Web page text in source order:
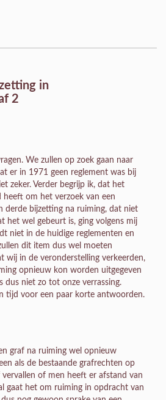
in
2
We zullen op zoek gaan naar
er in 1971 geen reglement was bij
zeker. Verder begrijp ik, dat het
heeft om het verzoek van een
derde bijzetting na ruiming, dat niet
het wel gebeurt is, ging volgens mij
niet in de huidige reglementen en
dit item dus wel moeten
wij in de veronderstelling verkeerden,
opnieuw kon worden uitgegeven
dus niet zo tot onze verrassing.
tijd voor een paar korte antwoorden.
graf na ruiming wel opnieuw
als de bestaande grafrechten op
of men heeft er afstand van
gaat het om ruiming in opdracht van